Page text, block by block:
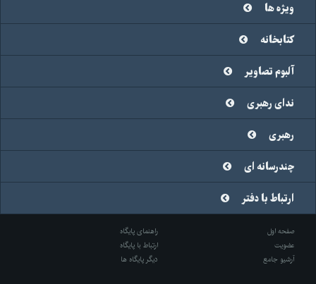
ویژه ها
کتابخانه
آلبوم تصاویر
ندای رهبری
رهبری
چندرسانه ای
ارتباط با دفتر
صفحه اول
راهنمای پایگاه
عضویت
ارتباط با پایگاه
آرشیو جامع
دیگر پایگاه ها